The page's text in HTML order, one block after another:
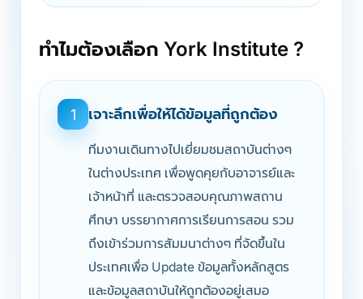
ทำไมต้องเลือก York Institute ?
1 เจาะลึกเพื่อให้ได้ข้อมูลที่ถูกต้อง
ทีมงานเดินทางไปเยี่ยมชมสถาบันต่างๆ
ในต่างประเทศ เพื่อพูดคุยกับอาจารย์และ
เจ้าหน้าที่ และตรวจสอบคุณภาพสถาน
ศึกษา บรรยากาศการเรียนการสอน รวม
ถึงเข้าร่วมการสัมมนาต่างๆ ที่จัดขึ้นใน
ประเทศเพื่อ Update ข้อมูลทั้งหลักสูตร
และข้อมูลสถาบันให้ถูกต้องอยู่เสมอ